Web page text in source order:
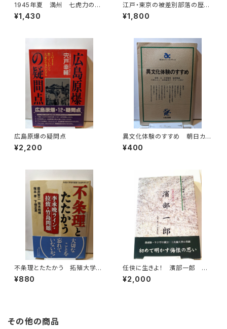
1945年夏 満州 七虎力の惨
劇 こちまさこ 北星社
¥1,430
江戸・東京の被差別部落の歴
史 弾左衛門と被差別民衆
浦本誉至史著 明石書店
¥1,800
広島原爆の疑問点
¥2,200
異文化体験のすすめ 朝日カル
チャーブックス62
¥400
不条理とたたかう 拓殖大学研
究叢書（社会科学）47
¥880
任侠に生きよ！ 濱部一郎 私
の風雪日記シリーズ①
¥2,000
その他の商品